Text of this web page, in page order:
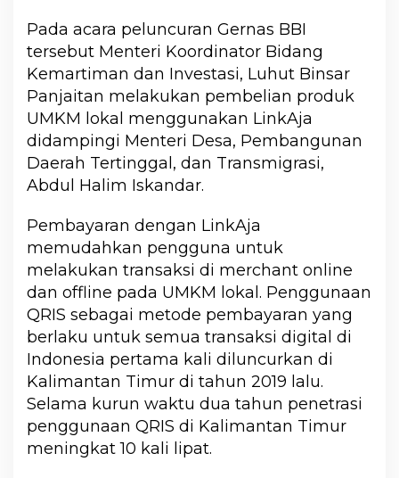
Pada acara peluncuran Gernas BBI
tersebut Menteri Koordinator Bidang
Kemartiman dan Investasi, Luhut Binsar
Panjaitan melakukan pembelian produk
UMKM lokal menggunakan LinkAja
didampingi Menteri Desa, Pembangunan
Daerah Tertinggal, dan Transmigrasi,
Abdul Halim Iskandar.
Pembayaran dengan LinkAja
memudahkan pengguna untuk
melakukan transaksi di merchant online
dan offline pada UMKM lokal. Penggunaan
QRIS sebagai metode pembayaran yang
berlaku untuk semua transaksi digital di
Indonesia pertama kali diluncurkan di
Kalimantan Timur di tahun 2019 lalu.
Selama kurun waktu dua tahun penetrasi
penggunaan QRIS di Kalimantan Timur
meningkat 10 kali lipat.